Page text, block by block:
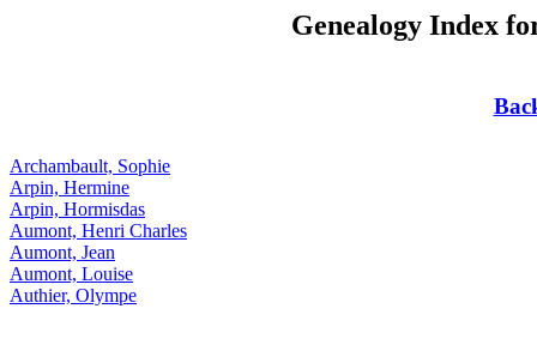
Genealogy Index
Archambault, Sophie
Arpin, Hermine
Arpin, Hormisdas
Aumont, Henri Charles
Aumont, Jean
Aumont, Louise
Authier, Olympe